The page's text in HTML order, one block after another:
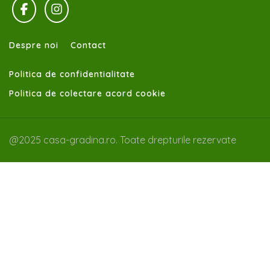
Despre noi Contact
Politica de confidentialitate
Politica de colectare acord cookie
@2025 casa-gradina.ro. Toate drepturile rezervate